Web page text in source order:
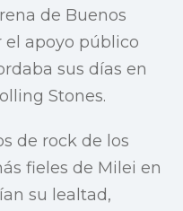
de Buenos
el apoyo público
sus días en
Stones.
de rock de los
fieles de Milei en
su lealtad,